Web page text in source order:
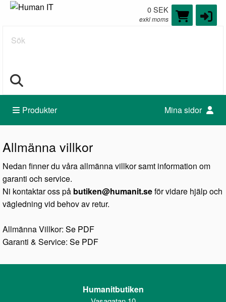
0 SEK
exkl moms
Sök
Produkter Mina sidor
Allmänna villkor
Nedan finner du våra allmänna villkor samt information om
garanti och service.
Ni kontaktar oss på butiken@humanit.seför vidare hjälp och
vägledning vid behov av retur.
Allmänna Villkor: Se PDF
Garanti & Service: Se PDF
Humanitbutiken